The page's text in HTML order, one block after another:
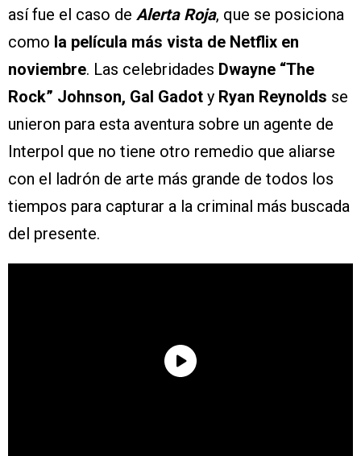
así fue el caso de Alerta Roja, que se posiciona
como la película más vista de Netflix en
noviembre. Las celebridades Dwayne “The
Rock” Johnson, Gal Gadot y Ryan Reynolds se
unieron para esta aventura sobre un agente de
Interpol que no tiene otro remedio que aliarse
con el ladrón de arte más grande de todos los
tiempos para capturar a la criminal más buscada
del presente.